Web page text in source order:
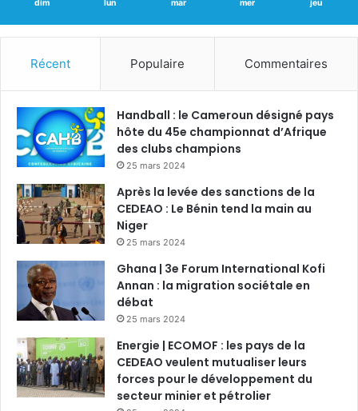
dim lun mar mer jeu
Récent Populaire Commentaires
Handball : le Cameroun désigné pays
hôte du 45e championnat d’Afrique
des clubs champions
25 mars 2024
Après la levée des sanctions de la
CEDEAO : Le Bénin tend la main au
Niger
25 mars 2024
Ghana | 3e Forum International Kofi
Annan : la migration sociétale en
débat
25 mars 2024
Energie | ECOMOF : les pays de la
CEDEAO veulent mutualiser leurs
forces pour le développement du
secteur minier et pétrolier